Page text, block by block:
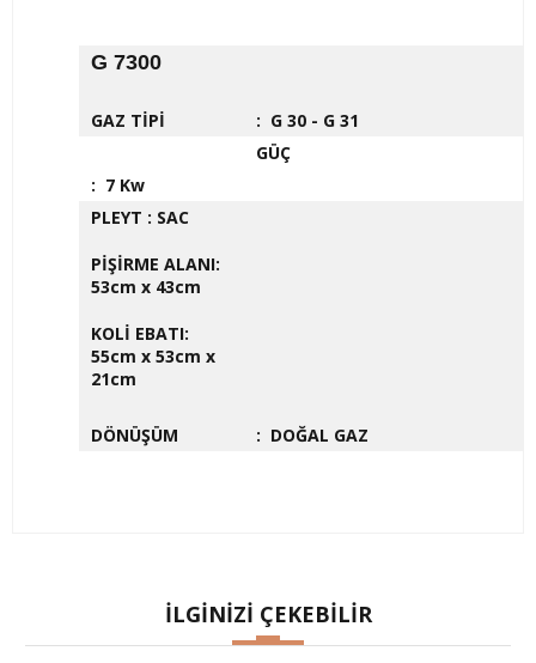
G 7300
GAZ TİPİ
: G 30 - G 31
GÜÇ
: 7 Kw
PLEYT : SAC
PİŞİRME ALANI:
53cm x 43cm
KOLİ EBATI:
55cm x 53cm x
21cm
DÖNÜŞÜM : DOĞAL GAZ
İLGİNİZİ ÇEKEBİLİR